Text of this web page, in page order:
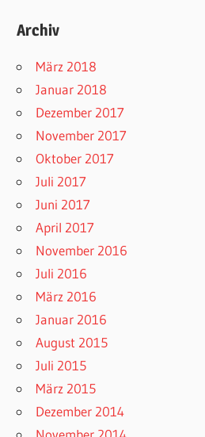
Archiv
März 2018
Januar 2018
Dezember 2017
November 2017
Oktober 2017
Juli 2017
Juni 2017
April 2017
November 2016
Juli 2016
März 2016
Januar 2016
August 2015
Juli 2015
März 2015
Dezember 2014